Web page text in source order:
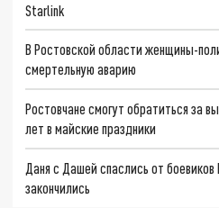
Starlink
В Ростовской области женщины-
смертельную аварию
Ростовчане смогут обратиться за
лет в майские праздники
Даня с Дашей спаслись от
закончились